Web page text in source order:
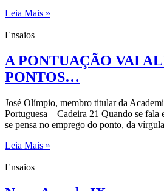
Leia Mais »
Ensaios
A PONTUAÇÃO VAI
PONTOS…
José Olímpio, membro titular da
Portuguesa – Cadeira 21 Quando se fala
se pensa no emprego do ponto, da
Leia Mais »
Ensaios